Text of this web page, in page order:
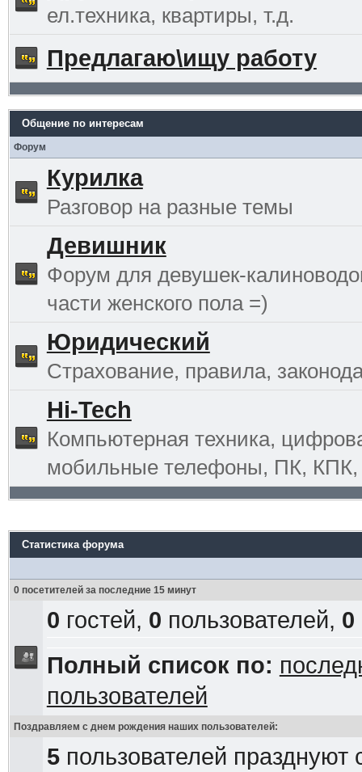
ел.техника, квартиры, т.д.
Предлагаю\ищу работу
Общение по интересам
Форум
Курилка
Разговор на разные темы
Девишник
Форум для девушек-
части женского пола =)
Юридический
Страхование, правила,
Hi-Tech
Компьютерная техника,
мобильные телефоны, ПК, КПК,
Статистика форума
0 посетителей за последние 15 минут
0 гостей, 0 пользователей, 0
Полный список по:
пользователей
Поздравляем с днем рождения наших пользователей:
5пользователей празднуют